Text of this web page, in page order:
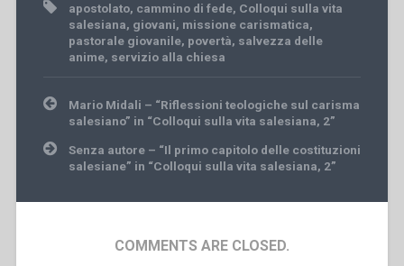
apostolato, cammino di fede, Colloqui sulla vita
salesiana, giovani, missione carismatica,
pastorale giovanile, povertà, salvezza delle
anime, servizio alla chiesa
Post
navigation
Mario Midali – “Riflessioni teologiche sul carisma
salesiano” in “Colloqui sulla vita salesiana, 2”
Senza autore – “Il primo capitolo delle costituzioni
salesiane” in “Colloqui sulla vita salesiana, 2”
COMMENTS ARE CLOSED.